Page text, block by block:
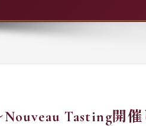
Tasting開催